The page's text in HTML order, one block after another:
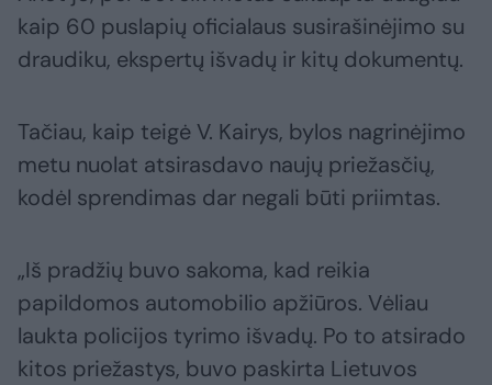
kaip 60 puslapių oficialaus susirašinėjimo su
draudiku, ekspertų išvadų ir kitų dokumentų.
Tačiau, kaip teigė V. Kairys, bylos nagrinėjimo
metu nuolat atsirasdavo naujų priežasčių,
kodėl sprendimas dar negali būti priimtas.
„Iš pradžių buvo sakoma, kad reikia
papildomos automobilio apžiūros. Vėliau
laukta policijos tyrimo išvadų. Po to atsirado
kitos priežastys, buvo paskirta Lietuvos